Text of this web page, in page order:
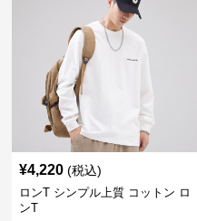
¥4,220 (税込)
ロンT シンプル上質 コットン ロ
ンT